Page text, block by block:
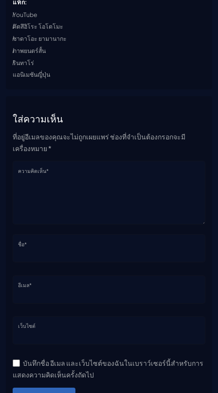
แท็ก:
YouTube
คัตสึฮิโระ โอโตโมะ
ซาดาโอะ ยามานากะ
ภาพยนตร์สั้น
รินทาโร่
แอนิเมชันญี่ปุ่น
ใส่ความเห็น
ที่อยู่อีเมลของคุณจะไม่ถูกเผยแพร่ ช่องที่จำเป็นต้องกรอกจะมี
เครื่องหมาย *
ความคิดเห็น*
ชื่อ*
อีเมล*
เว็บไซต์
บันทึกชื่อ อีเมล และเว็บไซต์ของฉันในเบราว์เซอร์นี้สำหรับการ
แสดงความคิดเห็นครั้งถัดไป